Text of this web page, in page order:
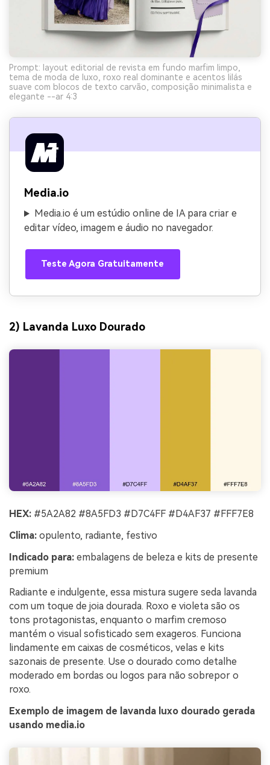
Prompt: layout editorial de revista em fundo marfim limpo,
tema de moda de luxo, roxo real dominante e acentos lilás
suave com blocos de texto carvão, composição minimalista e
elegante --ar 4:3
Media.io
Media.io é um estúdio online de IA para criar e
editar vídeo, imagem e áudio no navegador.
Teste Agora Gratuitamente
2) Lavanda Luxo Dourado
HEX: #5A2A82 #8A5FD3 #D7C4FF #D4AF37 #FFF7E8
Clima: opulento, radiante, festivo
Indicado para: embalagens de beleza e kits de presente
premium
Radiante e indulgente, essa mistura sugere seda lavanda
com um toque de joia dourada. Roxo e violeta são os
tons protagonistas, enquanto o marfim cremoso
mantém o visual sofisticado sem exageros. Funciona
lindamente em caixas de cosméticos, velas e kits
sazonais de presente. Use o dourado como detalhe
moderado em bordas ou logos para não sobrepor o
roxo.
Exemplo de imagem de lavanda luxo dourado gerada
usando media.io